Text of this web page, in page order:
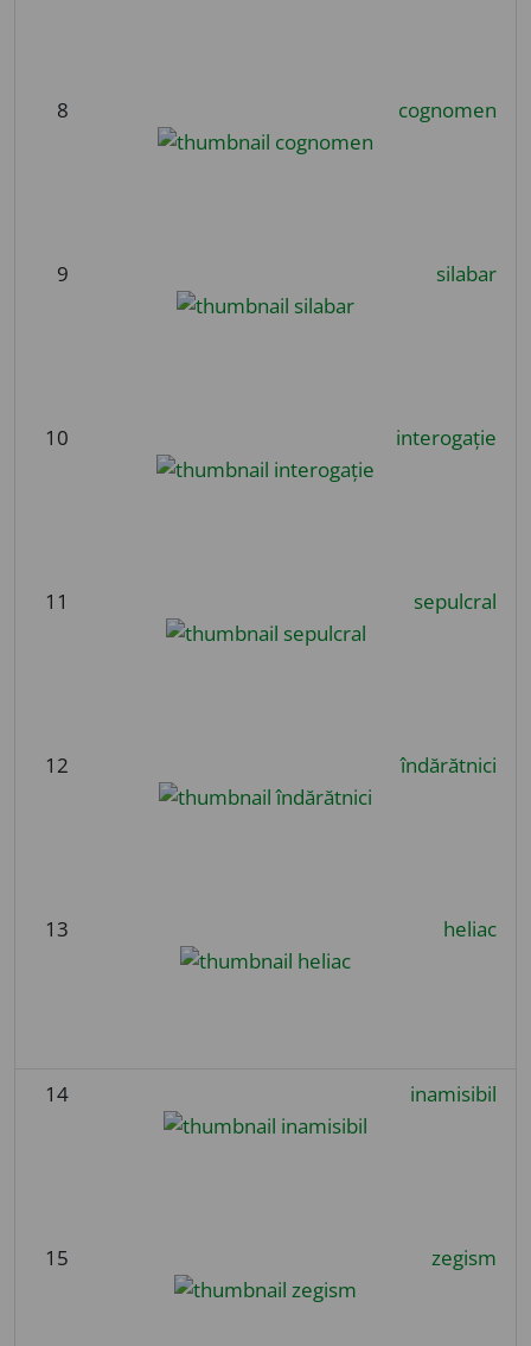
8 cognomen
9 silabar
10 interogație
11 sepulcral
12 îndărătnici
13 heliac
14 inamisibil
15 zegism